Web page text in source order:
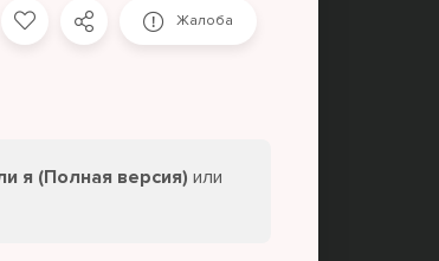
Жалоба
я (Полная версия) или